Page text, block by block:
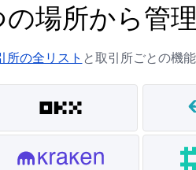
場所から管理
所の全リスト と取引所ごとの機